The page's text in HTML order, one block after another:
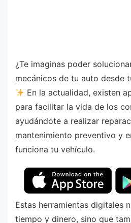
¿Te imaginas poder
mecánicos de tu auto desde
En la actualidad, existen
para facilitar la vida de los
ayudándote a realizar
mantenimiento preventivo y
funciona tu vehículo.
Estas herramientas digitales
tiempo y dinero, sino que